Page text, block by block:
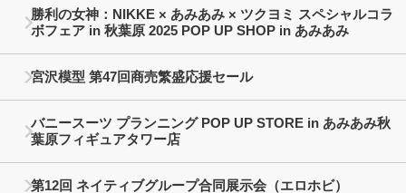
勝利の女神：NIKKE × あみあみ × ツクヨミ スペシャルコラ
ボフェア in 秋葉原 2025 POP UP SHOP in あみあみ
宮沢模型 第47回商売繁盛応援セール
バニースーツ プランニング POP UP STORE in あみあみ秋
葉原フィギュアタワー店
第12回 ネイティブグループ合同展示会（エロホビ）